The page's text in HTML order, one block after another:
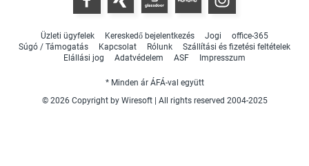
Üzleti ügyfelek Kereskedő bejelentkezés Jogi
office-365
Súgó / Támogatás
Kapcsolat Rólunk
Szállítási és fizetési feltételek
Elállási jog
Adatvédelem ASF Impresszum
* Minden ár ÁFÁ-val együtt
© 2026 Copyright by Wiresoft | All rights reserved 2004-2025